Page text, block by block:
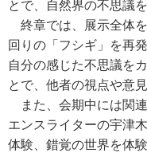
とで、自然界の不思議
終章では、展示全体
回りの「フシギ」を再
自分の感じた不思議を
とで、他者の視点や意
また、会期中には関
エンスライターの宇津
体験、錯覚の世界を体